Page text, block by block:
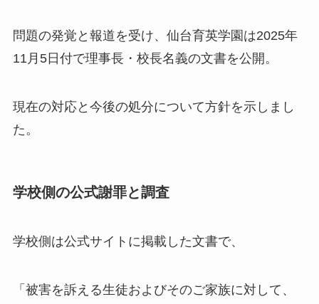
問題の発覚と報道を受け、仙台育英学園は2025年
11月5日付で理事長・校長名義の文書を公開。
現在の対応と今後の処分について方針を示しまし
た。
学校側の公式謝罪と調査
学校側は公式サイトに掲載した文書で、
「被害を訴える生徒およびそのご家族に対して、